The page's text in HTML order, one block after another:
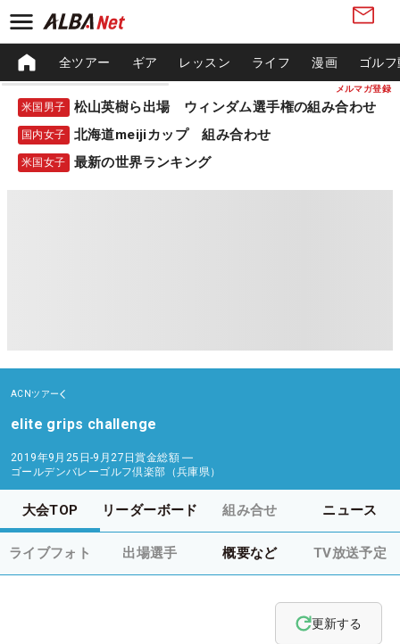
メルマガ登録
全ツアー ギア レッスン ライフ 漫画 ゴル
米国男子 松山英樹ら出場 ウィンダム選手権の組み合わせ
国内女子 北海道meijiカップ 組み合わせ
米国女子 最新の世界ランキング
ACNツアー
elite grips challenge
2019年9月25日-9月27日賞金総額 ―
ゴールデンバレーゴルフ倶楽部（兵庫県）
大会TOP リーダーボード 組み合せ ニュース
ライブフォト 出場選手 概要など TV放送予定
更新する